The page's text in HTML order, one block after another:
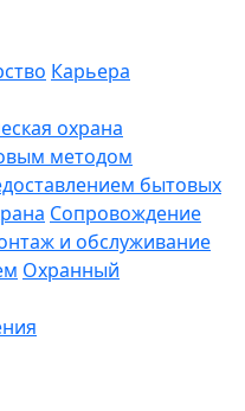
Карьера
охрана
методом
бытовых
Сопровождение
и обслуживание
Охранный